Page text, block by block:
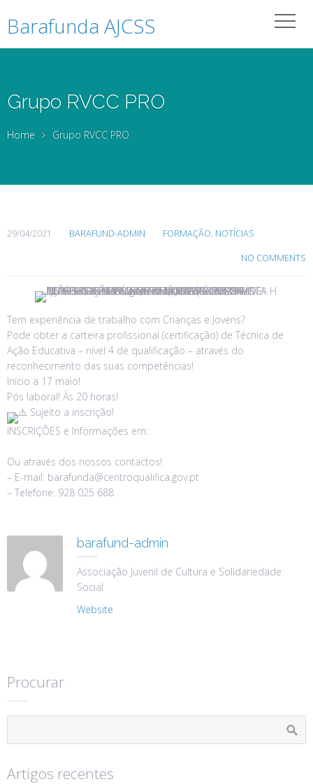
Barafunda AJCSS
Grupo RVCC PRO
Home Grupo RVCC PRO
29/04/2021 BARAFUND-ADMIN FORMAÇÃO, NOTÍCIAS
NO COMMENTS
Tem experiência de trabalho com Crianças e Jovens?
Pode obter a carteira profissional (certificação) de Técnica de
Ação Educativa – nível 4 de qualificação – através do
reconhecimento das suas competências!
Início a 17 maio!
Pós laboral! Às 20 horas!
Sujeito a inscrição!
INSCRIÇÕES e Informações em:
Ou através dos nossos contactos!
– E-mail: barafunda@centroqualifica.gov.pt
– Telefone: 928 025 688
barafund-admin
Associação Juvenil de Cultura e Solidariedade
Social
Website
Procurar
Artigos recentes